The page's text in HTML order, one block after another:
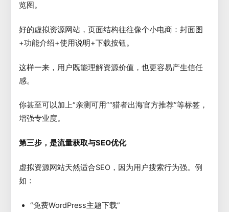
览图。
好的虚拟资源网站，页面结构往往像个小电商：封面图
+功能介绍+使用说明+下载按钮。
这样一来，用户既能理解资源价值，也更容易产生信任
感。
你甚至可以加上“亲测可用”“猎者出海官方推荐”等标签，
增强专业度。
第三步，是流量获取与SEO优化
虚拟资源网站天然适合SEO，因为用户搜索行为强。例
如：
“免费WordPress主题下载”